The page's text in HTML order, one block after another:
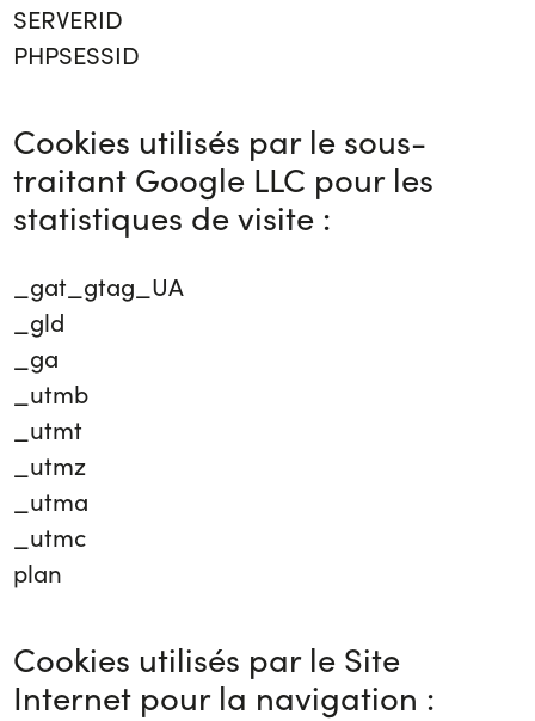
SERVERID
PHPSESSID
Cookies utilisés par le sous-
traitant Google LLC pour les
statistiques de visite :
_gat_gtag_UA
_gld
_ga
_utmb
_utmt
_utmz
_utma
_utmc
plan
Cookies utilisés par le Site
Internet pour la navigation :